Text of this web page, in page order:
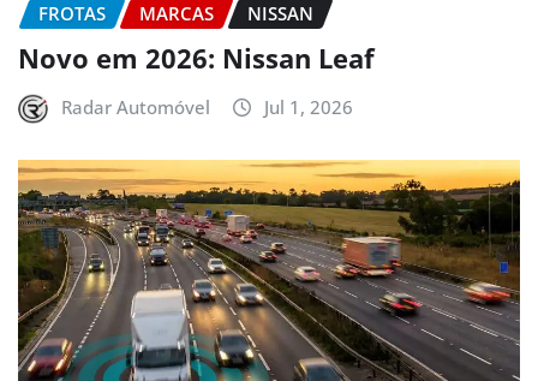
FROTAS MARCAS NISSAN
Novo em 2026: Nissan Leaf
Radar Automóvel Jul 1, 2026